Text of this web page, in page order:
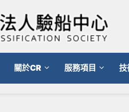
關於CR 服務項目 技